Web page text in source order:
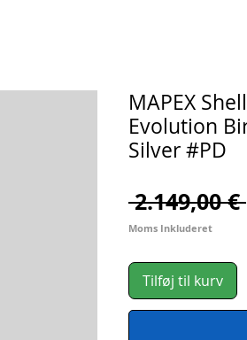
MAPEX
Evolution
Silver #PD
2.149,00 €
Moms Inkluderet
Tilføj til kurv